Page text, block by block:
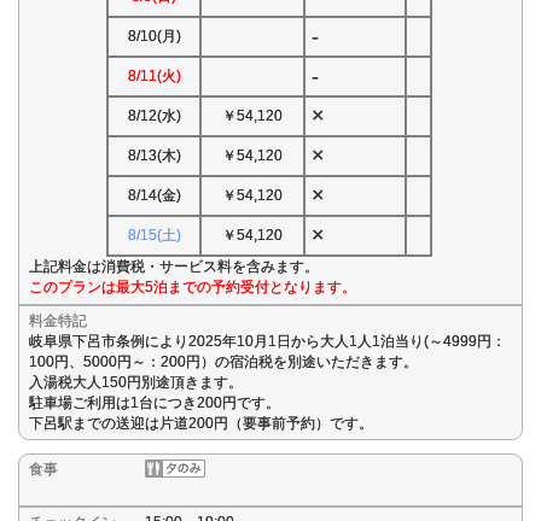
8/10(月) -
8/11(火) -
8/12(水) ￥54,120 ×
8/13(木) ￥54,120 ×
8/14(金) ￥54,120 ×
8/15(土) ￥54,120 ×
上記料金は消費税・サービス料を含みます。
このプランは最大5泊までの予約受付となります。
料金特記
岐阜県下呂市条例により2025年10月1日から大人1人1泊当り(～4999円：
100円、5000円～：200円）の宿泊税を別途いただきます。
入湯税大人150円別途頂きます。
駐車場ご利用は1台につき200円です。
下呂駅までの送迎は片道200円（要事前予約）です。
食事